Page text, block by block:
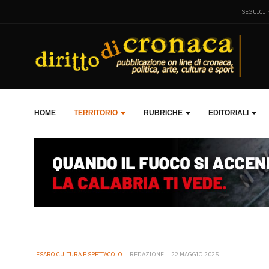
SEGUICI
HOME TERRITORIO RUBRICHE EDITORIALI
ESARO CULTURA E SPETTACOLO REDAZIONE 22 MAGGIO 2025